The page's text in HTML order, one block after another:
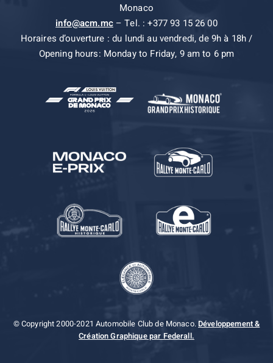
Monaco
info@acm.mc– Tel. : +377 93 15 26 00
Horaires d’ouverture : du lundi au vendredi, de 9h à 18h /
Opening hours: Monday to Friday, 9 am to 6 pm
© Copyright 2000-2021 Automobile Club de Monaco.Développement &
Création Graphique par Federall.